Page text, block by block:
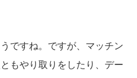
る…と言ったように。
ると返信率が上がります。
ですね。ですが、マッチン
もやり取りをしたり、デー